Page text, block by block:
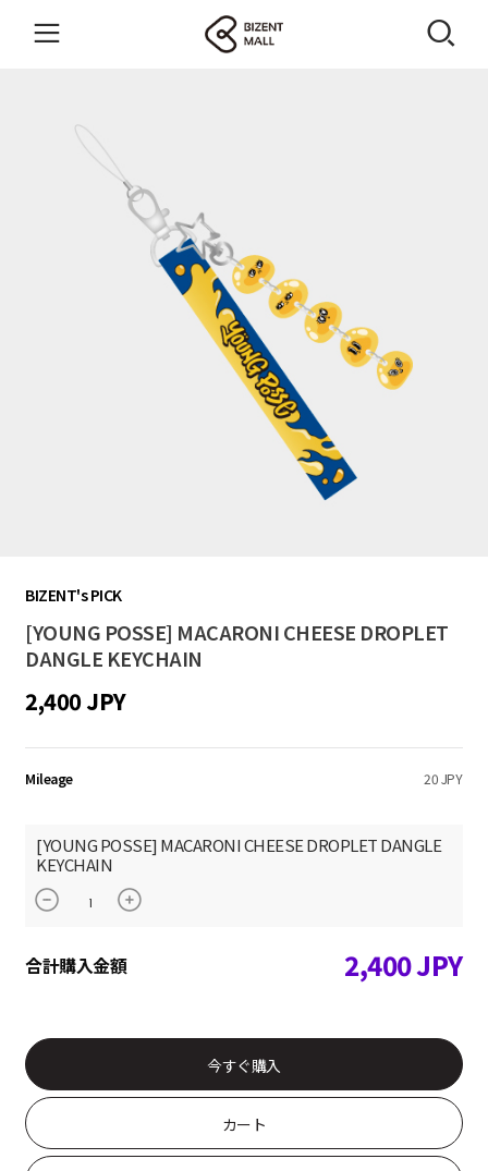
BIZENT's PICK
[YOUNG POSSE] MACARONI CHEESE DROPLET
DANGLE KEYCHAIN
2,400 JPY
Mileage 20 JPY
[YOUNG POSSE] MACARONI CHEESE DROPLET DANGLE
KEYCHAIN
合計購入金額 2,400JPY
今すぐ購入
カート